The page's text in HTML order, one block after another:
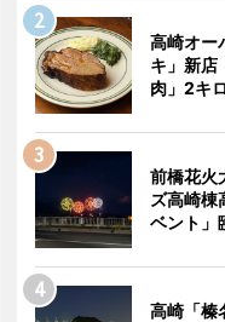
高崎オー
キ」新
肉」2キ
前橋花火
ズ高崎棟
ベント」
高崎「榛